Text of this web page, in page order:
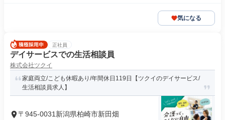
気になる
正社員
デイサービスでの生活相談員
株式会社ツクイ
家庭両立/こども休暇あり/年間休日119日【ツクイのデイサービス/
生活相談員求人】
〒945-0031新潟県柏崎市新田畑